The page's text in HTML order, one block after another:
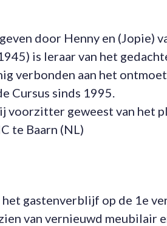
door Henny en (Jopie)
is leraar van het
verbonden aan het
Cursus sinds 1995.
voorzitter geweest van het
te Baarn (NL)
gastenverblijf op de 1e
van vernieuwd meubilair